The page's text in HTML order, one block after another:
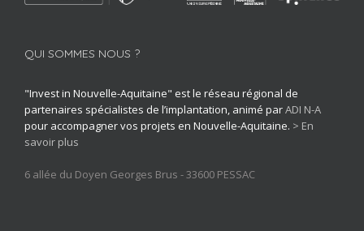
QUI SOMMES NOUS ?
"Invest in Nouvelle-Aquitaine" est le réseau régional de
partenaires spécialistes de l’implantation, animé parADI N-A
pour accompagner vos projets en Nouvelle-Aquitaine. > En
savoir plus
6 allée du Doyen Georges Brus - 33600 PESSAC